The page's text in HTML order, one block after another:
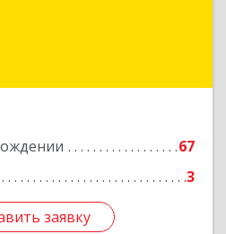
67
3
заявку
обл, Всеволожский р-н,
заявку